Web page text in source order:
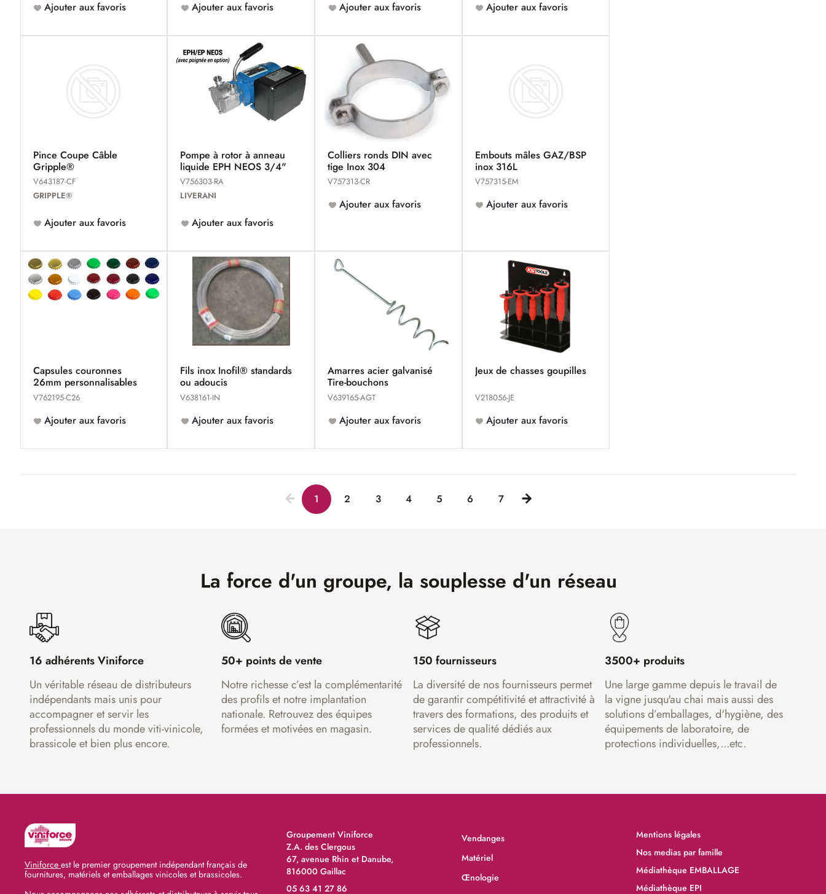
Ajouter aux favoris Ajouter aux favoris Ajouter aux favoris Ajouter aux favoris
Pince Coupe Câble
Gripple®
V643187-CF
GRIPPLE®
Ajouter aux favoris
Pompe à rotor à anneau
liquide EPH NEOS 3/4"
V756303-RA
LIVERANI
Ajouter aux favoris
Colliers ronds DIN avec
tige Inox 304
V757313-CR
Ajouter aux favoris
Embouts mâles GAZ/BSP
inox 316L
V757315-EM
Ajouter aux favoris
Capsules couronnes
26mm personnalisables
V762195-C26
Ajouter aux favoris
Fils inox Inofil® standards
ou adoucis
V638161-IN
Ajouter aux favoris
Amarres acier galvanisé
Tire-bouchons
V639165-AGT
Ajouter aux favoris
Jeux de chasses goupilles
V218056-JE
Ajouter aux favoris
1 2 3 4 5 6 7
La force d'un groupe, la souplesse d'un réseau
16 adhérents Viniforce
Un véritable réseau de distributeurs
indépendants mais unis pour
accompagner et servir les
professionnels du monde viti-vinicole,
brassicole et bien plus encore.
50+ points de vente
Notre richesse c’est la complémentarité
des profils et notre implantation
nationale. Retrouvez des équipes
formées et motivées en magasin.
150 fournisseurs
La diversité de nos fournisseurs permet
de garantir compétitivité et attractivité à
travers des formations, des produits et
services de qualité dédiés aux
professionnels.
3500+ produits
Une large gamme depuis le travail de
la vigne jusqu'au chai mais aussi des
solutions d’emballages, d'hygiène, des
équipements de laboratoire, de
protections individuelles,...etc.
Viniforce est le premier groupement indépendant français de
fournitures, matériels et emballages vinicoles et brassicoles.
Groupement Viniforce
Z.A. des Clergous
67, avenue Rhin et Danube,
816000 Gaillac
05 63 41 27 86
Vendanges
Matériel
Œnologie
Mentions légales
Nos medias par famille
Médiathèque EMBALLAGE
Médiathèque EPI